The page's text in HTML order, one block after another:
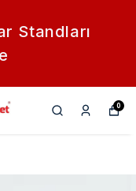
Standları
0